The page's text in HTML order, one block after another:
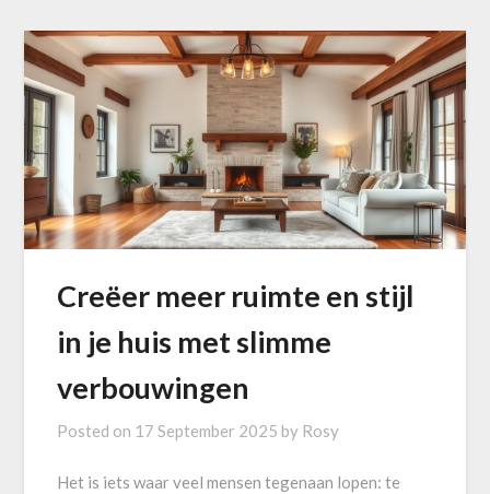
Creëer meer ruimte en stijl
in je huis met slimme
verbouwingen
Posted on 17 September 2025 by Rosy
Het is iets waar veel mensen tegenaan lopen: te